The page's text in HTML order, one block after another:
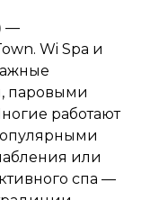
—
Wi Spa и
паровыми
работают
или
спа —